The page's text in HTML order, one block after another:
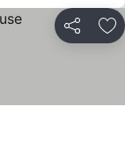
Partilhar